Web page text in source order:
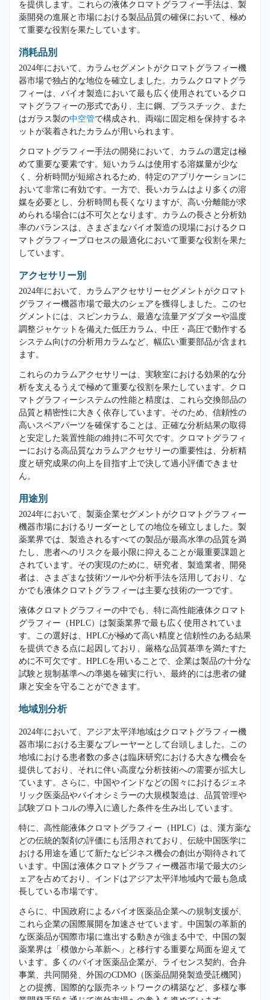
を提供します。これらの液体クロマトグラフィー手法は、製
薬開発の進展と市場における製品品質の確保において、極め
て重要な役割を果たしています。
消耗品別
2024年において、カラムセグメントがクロマトグラフィー機
器市場で独占的な地位を確立しました。カラムクロマトグラ
フィーは、バイオ製造において最も広く使用されているクロ
マトグラフィーの形式であり、主に鋼、プラスチック、また
はガラス製の中空管で構成され、両端に固定相を保持するネ
ットが装着されたカラムが用いられます。
クロマトグラフィー手法の開発において、カラムの選定は極
めて重要な要素です。短いカラムは使用する溶媒量が少な
く、分析時間が短縮されるため、特定のアプリケーションに
おいて非常に有効です。一方で、長いカラムはより多くの溶
媒を必要とし、分析時間も長くなりますが、高い分離能が求
められる場合には不可欠となります。カラムの長さと分析効
率のバランスは、さまざまなバイオ製造の現場におけるクロ
マトグラフィープロセスの最適化において重要な役割を果た
しています。
アクセサリー別
2024年において、カラムアクセサリーセグメントがクロマト
グラフィー機器市場で最大のシェアを獲得しました。このセ
グメントには、スピンカラム、最適な流量アダプターや温度
調整ジャケットを備えた低圧カラム、中圧・高圧で動作する
システム向けの分析用カラムなど、幅広い重要部品が含まれ
ます。
これらのカラムアクセサリーは、実験室における効果的な分
析を支えるうえで極めて重要な役割を果たしています。クロ
マトグラフィーシステムの性能と精度は、これら交換部品の
品質と精密性に大きく依存しています。そのため、信頼性の
高いスペアパーツを確保することは、正確な分析結果の取得
と安定した装置性能の維持に不可欠です。クロマトグラフィ
ーにおける高品質なカラムアクセサリーの重要性は、分析精
度と研究成果の向上を目指す上で決して過小評価できませ
ん。
用途別
2024年において、製薬企業セグメントがクロマトグラフィー
機器市場におけるリーダーとしての地位を確立しました。製
薬業界では、製造されるすべての製品が最高水準の品質を満
たし、患者へのリスクを最小限に抑えることが最重要課題と
されています。その実現のために、研究者、製造業者、開発
者は、さまざまな技術ツールや分析手法を活用しており、な
かでも液体クロマトグラフィーは主要な技術の一つです。
液体クロマトグラフィーの中でも、特に高性能液体クロマト
グラフィー（HPLC）は製薬業界で最も広く使用されていま
す。この選好は、HPLCが極めて高い精度と信頼性のある結果
を提供できる点に起因しており、厳格な品質基準を満たすた
めに不可欠です。HPLCを用いることで、企業は製品の十分な
試験と規制基準への準拠を確実に行い、最終的には患者の健
康と安全を守ることができます。
地域別分析
2024年において、アジア太平洋地域はクロマトグラフィー機
器市場における主要なプレーヤーとして台頭しました。この
地域における患者数の多さは臨床研究における大きな機会を
提供しており、それに伴い高度な分析技術への需要が拡大し
ています。さらに、中国やインドなどの国々におけるジェネ
リック医薬品やバイオシミラーの大規模製造は、品質管理や
試験プロトコルの導入に適した条件を生み出しています。
特に、高性能液体クロマトグラフィー（HPLC）は、漢方薬な
どの伝統的製剤の評価にも活用されており、伝統中国医学に
おける用途を通じて新たなビジネス機会の創出が期待されて
います。中国は液体クロマトグラフィー機器市場で最大のシ
ェアを占めており、インドはアジア太平洋地域内で最も急成
長している市場です。
さらに、中国政府によるバイオ医薬品企業への規制支援が、
これら企業の国際展開を加速させています。中国製の革新的
な医薬品が国際市場に進出する動きが強まる中で、中国の製
薬業界は「模倣から革新へ」と移行する重要な局面を迎えて
います。多くのバイオ医薬品企業が、ライセンス契約、合弁
事業、共同開発、外国のCDMO（医薬品開発製造受託機関）
との提携、国際的な販売ネットワークの構築など、多様な事